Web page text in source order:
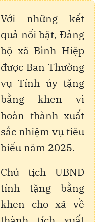
Với những kết
quả nổi bật, Đảng
bộ xã Bình Hiệp
được Ban Thường
vụ Tỉnh ủy tặng
bằng khen vì
hoàn thành xuất
sắc nhiệm vụ tiêu
biểu năm 2025.
Chủ tịch UBND
tỉnh tặng bằng
khen cho xã về